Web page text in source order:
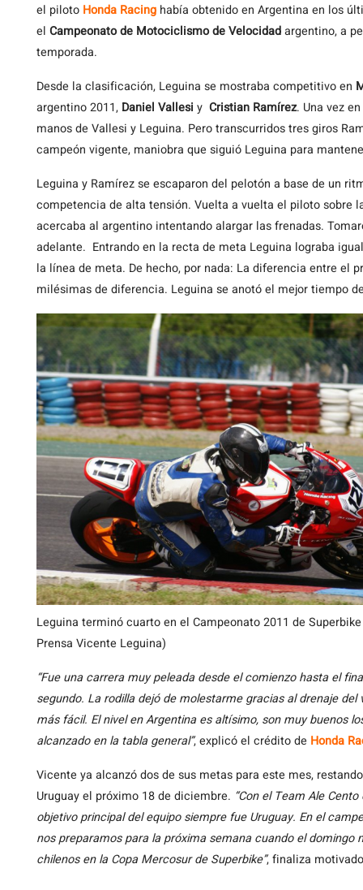
el piloto Honda Racing había obtenido en Argentina en los
el Campeonato de Motociclismo de Velocidadargentino, a
temporada.
Desde la clasificación, Leguina se mostraba competitivo en
argentino 2011, Daniel Vallesi y Cristian Ramírez. Una vez
manos de Vallesi y Leguina. Pero transcurridos tres giros
campeón vigente, maniobra que siguió Leguina para
Leguina y Ramírez se escaparon del pelotón a base de un
competencia de alta tensión. Vuelta a vuelta el piloto sobre
acercaba al argentino intentando alargar las frenadas.
adelante. Entrando en la recta de meta Leguina lograba
la línea de meta. De hecho, por nada: La diferencia entre el
milésimas de diferencia. Leguina se anotó el mejor tiempo
Leguina terminó cuarto en el Campeonato 2011 de
Prensa Vicente Leguina)
“Fue una carrera muy peleada desde el comienzo hasta el
segundo. La rodilla dejó de molestarme gracias al drenaje
más fácil. El nivel en Argentina es altísimo, son muy buenos
alcanzado en la tabla general”, explicó el crédito de Honda
Vicente ya alcanzó dos de sus metas para este mes,
Uruguay el próximo 18 de diciembre. “Con el Team Ale
objetivo principal del equipo siempre fue Uruguay. En el
nos preparamos para la próxima semana cuando el domingo
chilenos en la Copa Mercosur de Superbike”, finaliza